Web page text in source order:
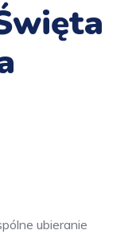
ubieranie